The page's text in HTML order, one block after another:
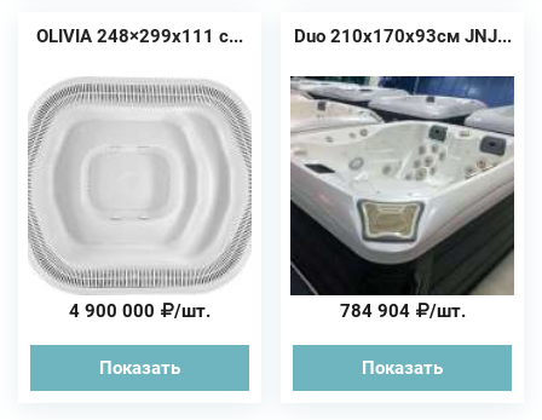
OLIVIA 248×299х111 с...
4 900 000 /шт.
Показать
Duo 210х170х93см JNJ...
784 904 /шт.
Показать